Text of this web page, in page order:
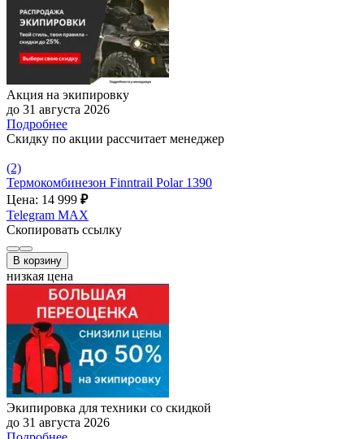
Акция на экипировку
до 31 августа 2026
Подробнее
Скидку по акции рассчитает менеджер
(2)
Термокомбинезон Finntrail Polar 1390
Цена: 14 999 ₽
Telegram MAX
Скопировать ссылку
В корзину
низкая цена
Экипировка для техники со скидкой
до 31 августа 2026